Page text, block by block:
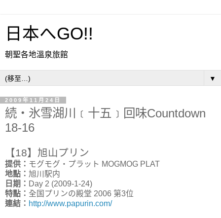
日本へGO!!
朝聖各地溫泉旅館
▼
2009年11月24日
続・氷雪湖川﹝十五﹞回味Countdown
18-16
【18】旭山プリン
提供： モグモグ・プラット MOGMOG PLAT
地點： 旭川駅内
日期： Day 2 (2009-1-24)
特點： 全国プリンの殿堂 2006 第3位
連結： http://www.papurin.com/